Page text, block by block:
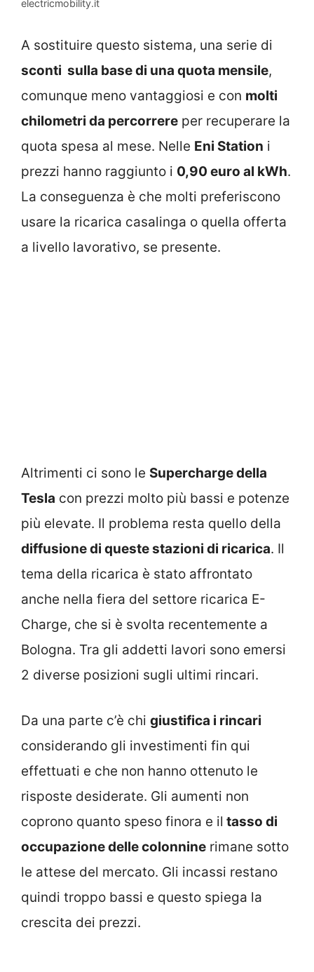
electricmobility.it
A sostituire questo sistema, una serie di
sconti sulla base di una quota mensile,
comunque meno vantaggiosi e con molti
chilometri da percorrere per recuperare la
quota spesa al mese. Nelle Eni Station i
prezzi hanno raggiunto i 0,90 euro al kWh.
La conseguenza è che molti preferiscono
usare la ricarica casalinga o quella offerta
a livello lavorativo, se presente.
Altrimenti ci sono le Supercharge della
Tesla con prezzi molto più bassi e potenze
più elevate. Il problema resta quello della
diffusione di queste stazioni di ricarica. Il
tema della ricarica è stato affrontato
anche nella fiera del settore ricarica E-
Charge, che si è svolta recentemente a
Bologna. Tra gli addetti lavori sono emersi
2 diverse posizioni sugli ultimi rincari.
Da una parte c’è chi giustifica i rincari
considerando gli investimenti fin qui
effettuati e che non hanno ottenuto le
risposte desiderate. Gli aumenti non
coprono quanto speso finora e il tasso di
occupazione delle colonnine rimane sotto
le attese del mercato. Gli incassi restano
quindi troppo bassi e questo spiega la
crescita dei prezzi.